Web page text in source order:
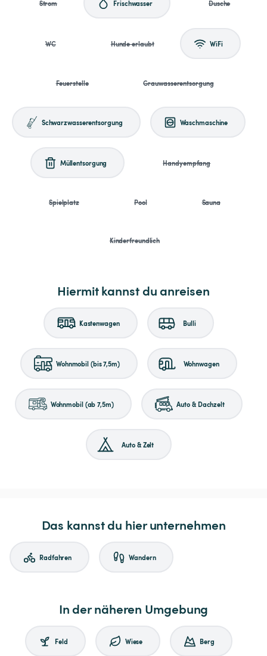
Strom Frischwasser Dusche
WC Hunde erlaubt WiFi
Feuerstelle Grauwasserentsorgung
Schwarzwasserentsorgung Waschmaschine
Müllentsorgung Handyempfang
Spielplatz Pool Sauna
Kinderfreundlich
Hiermit kannst du anreisen
Kastenwagen Bulli
Wohnmobil (bis 7,5m) Wohnwagen
Wohnmobil (ab 7,5m) Auto & Dachzelt
Auto & Zelt
Das kannst du hier unternehmen
Radfahren Wandern
In der näheren Umgebung
Feld Wiese Berg